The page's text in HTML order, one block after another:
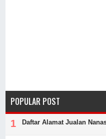
POPULAR POST
Daftar Alamat Jualan